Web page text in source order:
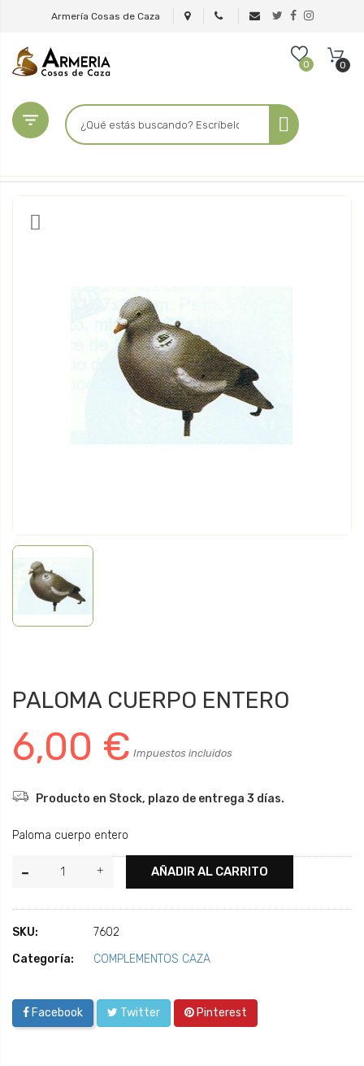
Armería Cosas de Caza
0 0

PALOMA CUERPO ENTERO
6,00 € Impuestos incluidos
Producto en Stock, plazo de entrega 3 días.
Paloma cuerpo entero
AÑADIR AL CARRITO
SKU:
7602
Categoría:
COMPLEMENTOS CAZA
Facebook Twitter Pinterest